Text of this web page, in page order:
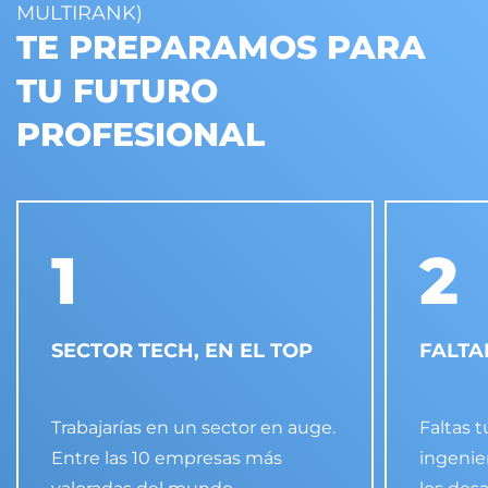
MULTIRANK)
TE PREPARAMOS PARA
TU FUTURO
PROFESIONAL
1
SECTOR TECH, EN EL TOP
Trabajarías en un sector en auge.
Entre las 10 empresas más
2
Faltas